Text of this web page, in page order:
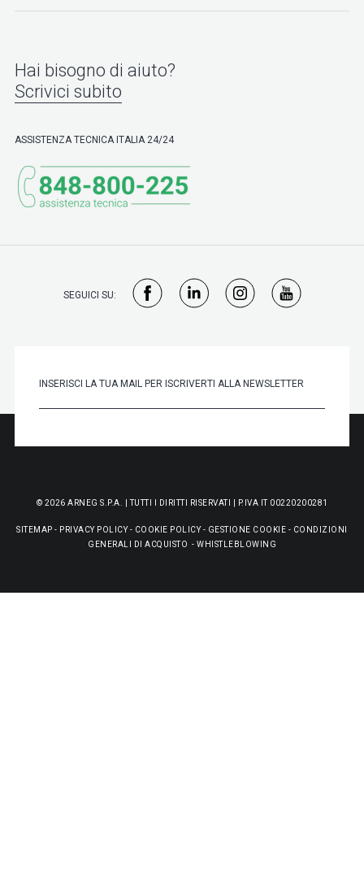
Hai bisogno di aiuto?
Scrivici subito
ASSISTENZA TECNICA ITALIA 24/24
SEGUICI SU:
© 2026 ARNEG S.P.A. | TUTTI I DIRITTI RISERVATI | P.IVA IT 00220200281
SITEMAP - PRIVACY POLICY- COOKIE POLICY- GESTIONE COOKIE - CONDIZIONI
GENERALI DI ACQUISTO - WHISTLEBLOWING